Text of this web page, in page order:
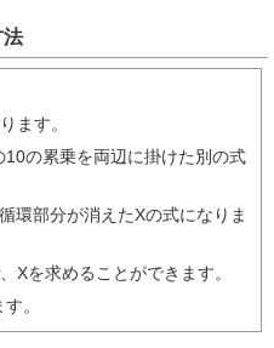
法
ます。
の累乗を両辺に掛けた別の式
環部分が消えたXの式になりま
Xを求めることができます。
。